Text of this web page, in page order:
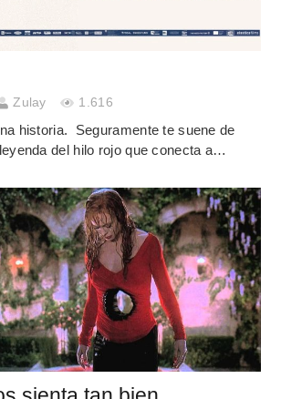
Zulay 1.616
historia. Seguramente te suene de
del hilo rojo que conecta a…